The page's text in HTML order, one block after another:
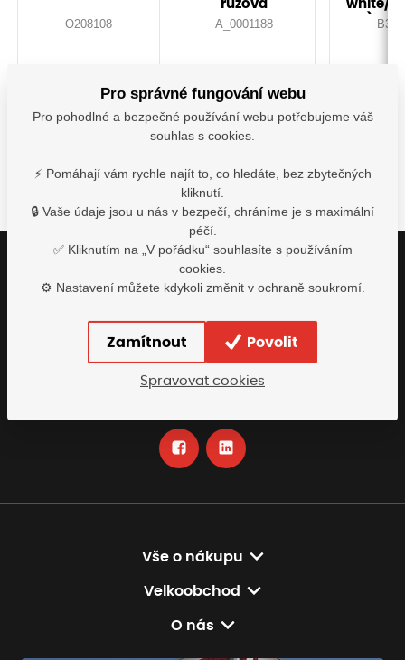
O208108
154,60Kč
s DPH
růžová
A_0001188
315,00Kč
s DPH
Detail
white/
43)-
Buďte s námi v kontaktu
info@tomiscz.cz
+420 318 618 230
Vše o nákupu
Velkoobchod
O nás
Pro správné fungování webu
Pro pohodlné a bezpečné používání webu potřebujeme váš
souhlas s cookies.
⚡ Pomáhají vám rychle najít to, co hledáte, bez zbytečných
kliknutí.
🔒 Vaše údaje jsou u nás v bezpečí, chráníme je s maximální
péčí.
✅ Kliknutím na „V pořádku“ souhlasíte s používáním
cookies.
⚙️ Nastavení můžete kdykoli změnit v ochraně soukromí.
Zamítnout Povolit
Spravovat cookies